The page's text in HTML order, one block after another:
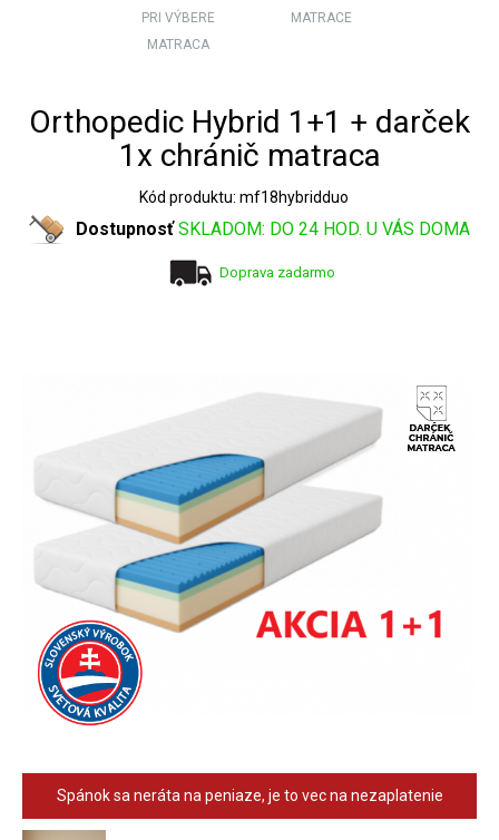
PRI VÝBERE
MATRACA
MATRACE
Orthopedic Hybrid 1+1 + darček
1x chránič matraca
Kód produktu: mf18hybridduo
DostupnosťSKLADOM: DO 24 HOD. U VÁS DOMA
Doprava zadarmo
Spánok sa neráta na peniaze, je to vec na nezaplatenie